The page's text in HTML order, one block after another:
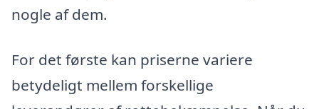
nogle af dem.
For det første kan priserne variere
betydeligt mellem forskellige